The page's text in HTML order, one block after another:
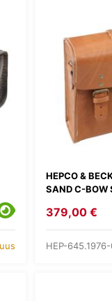
HEPCO &
SAND C-BOW
379,00 €
HEP-